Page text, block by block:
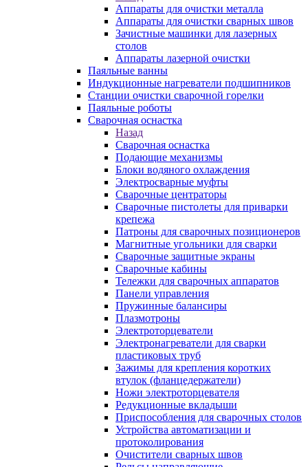
Аппараты для очистки металла
Аппараты для очистки сварных швов
Зачистные машинки для лазерных
столов
Аппараты лазерной очистки
Паяльные ванны
Индукционные нагреватели подшипников
Станции очистки сварочной горелки
Паяльные роботы
Сварочная оснастка
Назад
Сварочная оснастка
Подающие механизмы
Блоки водяного охлаждения
Электросварные муфты
Сварочные центраторы
Сварочные пистолеты для приварки
крепежа
Патроны для сварочных позиционеров
Магнитные угольники для сварки
Сварочные защитные экраны
Сварочные кабины
Тележки для сварочных аппаратов
Панели управления
Пружинные балансиры
Плазмотроны
Электроторцеватели
Электронагреватели для сварки
пластиковых труб
Зажимы для крепления коротких
втулок (фланцедержатели)
Ножи электроторцевателя
Редукционные вкладыши
Приспособления для сварочных столов
Устройства автоматизации и
протоколирования
Очистители сварных швов